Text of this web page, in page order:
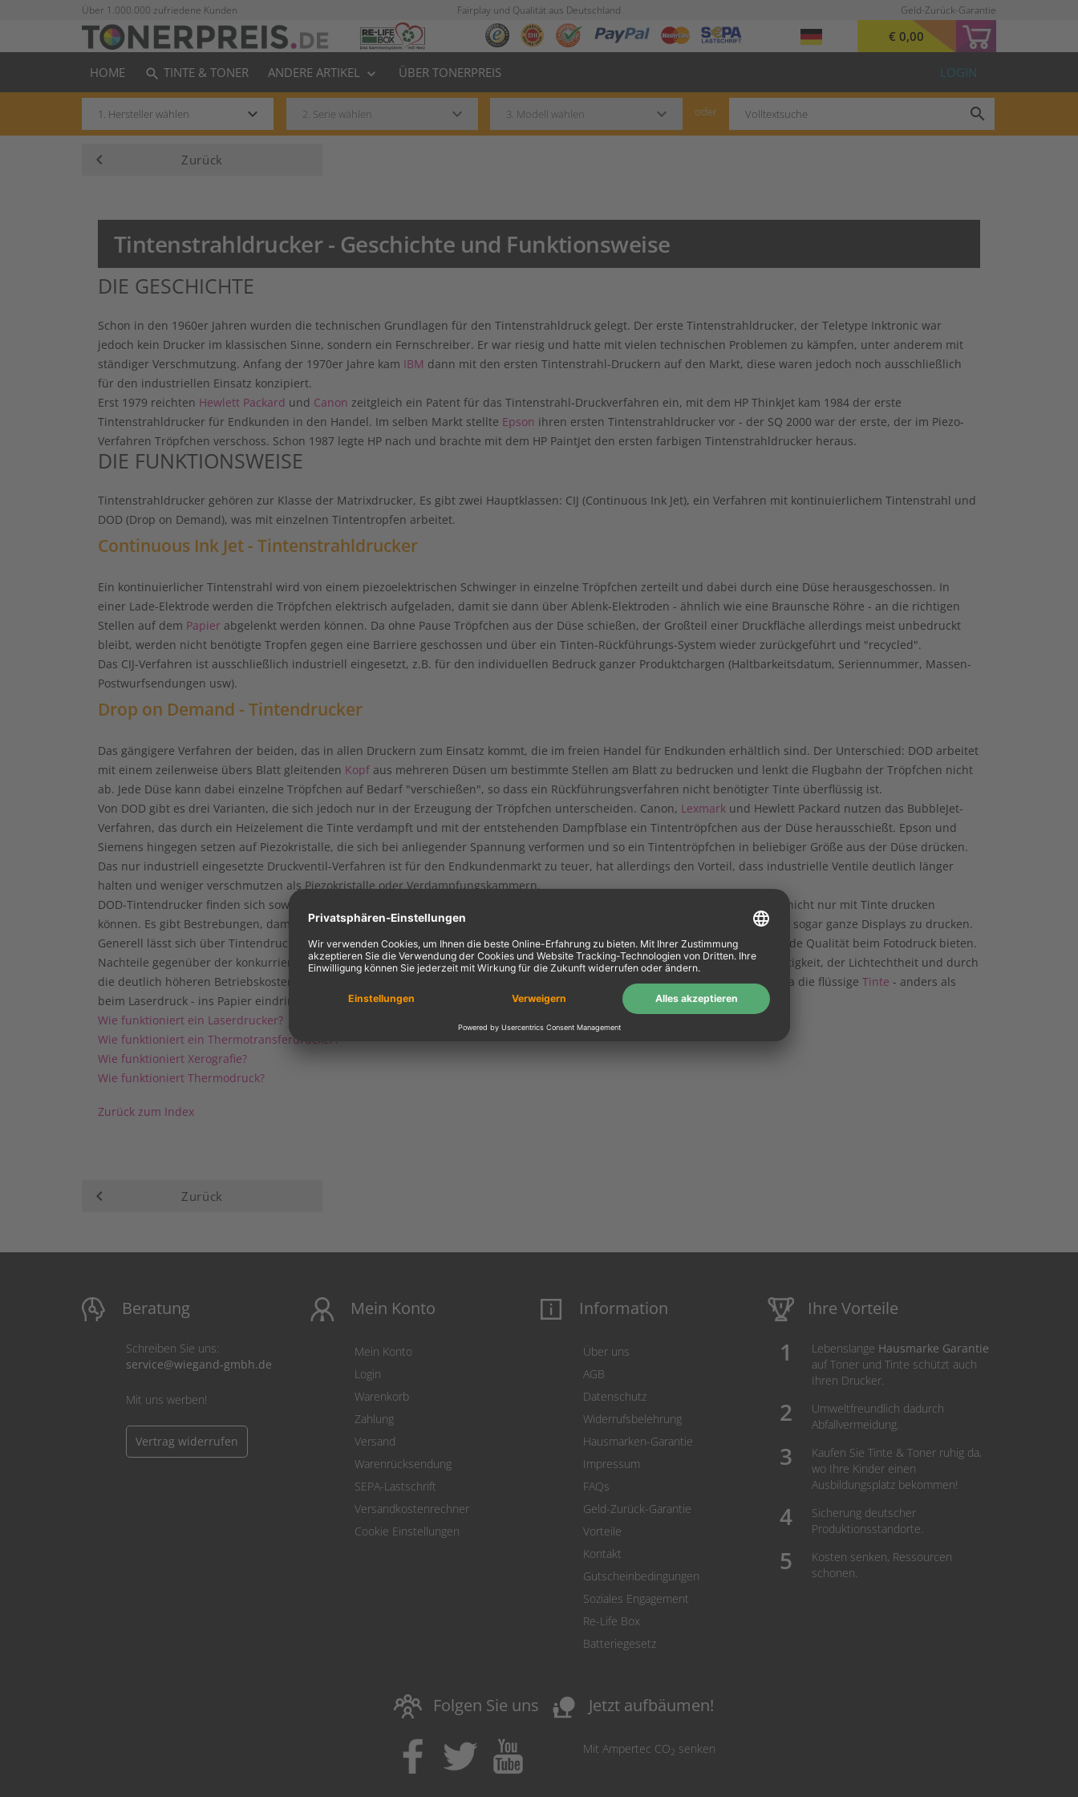
Über 1.000.000 zufriedene Kunden Fairplay und Qualität aus Deutschland Geld-Zurück-Garantie
€ 0,00
HOME search TINTE & TONER ANDERE ARTIKEL keyboard_arrow_down ÜBER TONERPREIS LOGIN
keyboard_arrow_down keyboard_arrow_down keyboard_arrow_down oder search
Zurück
keyboard_arrow_left
Tintenstrahldrucker - Geschichte und Funktionsweise
DIE GESCHICHTE
Schon in den 1960er Jahren wurden die technischen Grundlagen für den Tintenstrahldruck gelegt. Der erste Tintenstrahldrucker, der Teletype Inktronic war
jedoch kein Drucker im klassischen Sinne, sondern ein Fernschreiber. Er war riesig und hatte mit vielen technischen Problemen zu kämpfen, unter anderem mit
ständiger Verschmutzung. Anfang der 1970er Jahre kam IBM dann mit den ersten Tintenstrahl-Druckern auf den Markt, diese waren jedoch noch ausschließlich
für den industriellen Einsatz konzipiert.
Erst 1979 reichten Hewlett Packard und Canon zeitgleich ein Patent für das Tintenstrahl-Druckverfahren ein, mit dem HP ThinkJet kam 1984 der erste
Tintenstrahldrucker für Endkunden in den Handel. Im selben Markt stellte Epson ihren ersten Tintenstrahldrucker vor - der SQ 2000 war der erste, der im Piezo-
Verfahren Tröpfchen verschoss. Schon 1987 legte HP nach und brachte mit dem HP PaintJet den ersten farbigen Tintenstrahldrucker heraus.
DIE FUNKTIONSWEISE
Tintenstrahldrucker gehören zur Klasse der Matrixdrucker, Es gibt zwei Hauptklassen: CIJ (Continuous Ink Jet), ein Verfahren mit kontinuierlichem Tintenstrahl und
DOD (Drop on Demand), was mit einzelnen Tintentropfen arbeitet.
Continuous Ink Jet - Tintenstrahldrucker
Ein kontinuierlicher Tintenstrahl wird von einem piezoelektrischen Schwinger in einzelne Tröpfchen zerteilt und dabei durch eine Düse herausgeschossen. In
einer Lade-Elektrode werden die Tröpfchen elektrisch aufgeladen, damit sie dann über Ablenk-Elektroden - ähnlich wie eine Braunsche Röhre - an die richtigen
Stellen auf dem Papier abgelenkt werden können. Da ohne Pause Tröpfchen aus der Düse schießen, der Großteil einer Druckfläche allerdings meist unbedruckt
bleibt, werden nicht benötigte Tropfen gegen eine Barriere geschossen und über ein Tinten-Rückführungs-System wieder zurückgeführt und "recycled".
Das CIJ-Verfahren ist ausschließlich industriell eingesetzt, z.B. für den individuellen Bedruck ganzer Produktchargen (Haltbarkeitsdatum, Seriennummer, Massen-
Postwurfsendungen usw).
Drop on Demand - Tintendrucker
Das gängigere Verfahren der beiden, das in allen Druckern zum Einsatz kommt, die im freien Handel für Endkunden erhältlich sind. Der Unterschied: DOD arbeitet
mit einem zeilenweise übers Blatt gleitenden Kopf aus mehreren Düsen um bestimmte Stellen am Blatt zu bedrucken und lenkt die Flugbahn der Tröpfchen nicht
ab. Jede Düse kann dabei einzelne Tröpfchen auf Bedarf "verschießen", so dass ein Rückführungsverfahren nicht benötigter Tinte überflüssig ist.
Von DOD gibt es drei Varianten, die sich jedoch nur in der Erzeugung der Tröpfchen unterscheiden. Canon, Lexmark und Hewlett Packard nutzen das BubbleJet-
Verfahren, das durch ein Heizelement die Tinte verdampft und mit der entstehenden Dampfblase ein Tintentröpfchen aus der Düse herausschießt. Epson und
Siemens hingegen setzen auf Piezokristalle, die sich bei anliegender Spannung verformen und so ein Tintentröpfchen in beliebiger Größe aus der Düse drücken.
Das nur industriell eingesetzte Druckventil-Verfahren ist für den Endkundenmarkt zu teuer, hat allerdings den Vorteil, dass industrielle Ventile deutlich länger
halten und weniger verschmutzen als Piezokristalle oder Verdampfungskammern.
DOD-Tintendrucker finden sich sowohl in der Industrie als auch im Heimgebrauch und im Büro. Sie haben den Vorteil, dass sie nicht nur mit Tinte drucken
können. Es gibt Bestrebungen, damit auch elektronische Schaltungen, Wachs, Lot, Polymere (z.B. für druckbare RFID-Chips) oder sogar ganze Displays zu drucken.
Generell lässt sich über Tintendrucker sagen, dass sie günstig in der Herstellung und im Endkundenpreis sind und hervorragende Qualität beim Fotodruck bieten.
Nachteile gegenüber der konkurrierendenLaserdrucker -Technik haben sie jedoch bei der Druckgeschwindigkeit, der Wasserfestigkeit, der Lichtechtheit und durch
die deutlich höheren Betriebskosten. Außerdem kommt es beim Tintendruck wesentlich mehr auf die Qualität desPapiersan, da die flüssige Tinte - anders als
beim Laserdruck - ins Papier eindringt.
Wie funktioniert ein Laserdrucker?
Wie funktioniert ein Thermotransferdrucker?
Wie funktioniert Xerografie?
Wie funktioniert Thermodruck?
Zurück zum Index
Zurück
keyboard_arrow_left
Beratung
Schreiben Sie uns:
service@wiegand-gmbh.de
Mit uns werben!
Vertrag widerrufen
Mein Konto
Mein Konto
Login
Warenkorb
Zahlung
Versand
Warenrücksendung
SEPA-Lastschrift
Versandkostenrechner
Cookie Einstellungen
Information
Über uns
AGB
Datenschutz
Widerrufsbelehrung
Hausmarken-Garantie
Impressum
FAQs
Geld-Zurück-Garantie
Vorteile
Kontakt
Gutscheinbedingungen
Soziales Engagement
Re-Life Box
Batteriegesetz
Ihre Vorteile
Lebenslange Hausmarke Garantie
auf Toner und Tinte schützt auch
Ihren Drucker.
Umweltfreundlich dadurch
Abfallvermeidung.
Kaufen Sie Tinte & Toner ruhig da,
wo Ihre Kinder einen
Ausbildungsplatz bekommen!
Sicherung deutscher
Produktionsstandorte.
Kosten senken, Ressourcen
schonen.
Folgen Sie uns nature_people Jetzt aufbäumen!
Mit Ampertec CO2 senken